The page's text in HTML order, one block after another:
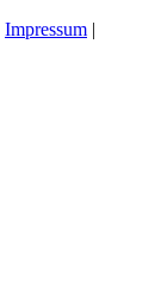
Impressum |